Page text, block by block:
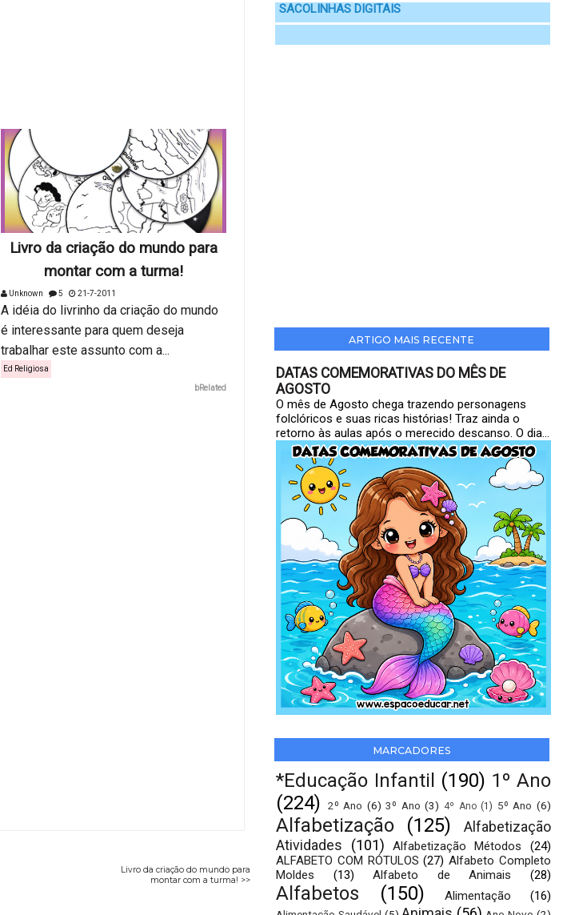
Livro da criação do mundo para
montar com a turma!
Unknown 5 21-7-2011
A idéia do livrinho da criação do mundo
é interessante para quem deseja
trabalhar este assunto com a...
Ed Religiosa
bRelated
Livro da criação do mundo para
montar com a turma! >>
SACOLINHAS DIGITAIS
ARTIGO MAIS RECENTE
DATAS COMEMORATIVAS DO MÊS DE
AGOSTO
O mês de Agosto chega trazendo personagens
folclóricos e suas ricas histórias! Traz ainda o
retorno às aulas após o merecido descanso. O dia...
MARCADORES
*Educação Infantil (190) 1º Ano
(224)
2º Ano (6) 3º Ano (3) 4º Ano (1) 5º Ano (6)
Alfabetização (125)
Alfabetização
Atividades
(101) Alfabetização Métodos
(24)
ALFABETO COM RÓTULOS (27) Alfabeto Completo
Moldes
(13) Alfabeto de Animais (28)
Alfabetos (150) Alimentação (16)